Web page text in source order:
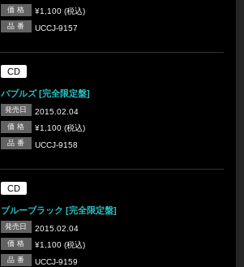
価 格 ¥1,100 (税込)
品 番 UCCJ-9157
CD
バブルズ [完全限定盤]
発売日 2015.02.04
価 格 ¥1,100 (税込)
品 番 UCCJ-9158
CD
ブルーブラック [完全限定盤]
発売日 2015.02.04
価 格 ¥1,100 (税込)
品 番 UCCJ-9159